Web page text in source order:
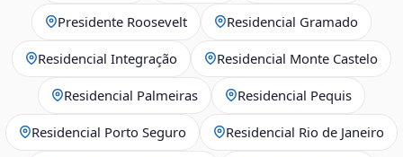
Presidente Roosevelt Residencial Gramado
Residencial Integração Residencial Monte Castelo
Residencial Palmeiras Residencial Pequis
Residencial Porto Seguro Residencial Rio de Janeiro